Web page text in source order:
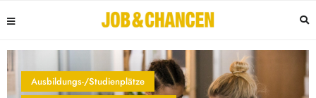
Ausbildungs-/Studienplätze